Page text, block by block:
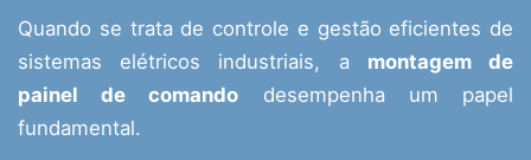
Quando se trata de controle e gestão eficientes de
sistemas elétricos industriais, a montagem de
painel de comando desempenha um papel
fundamental.